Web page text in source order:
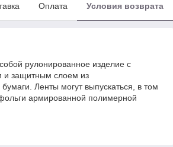
Оплата Условия возврата
рулонированное изделие с
и защитным слоем из
Ленты могут выпускаться, в том
армированной полимерной